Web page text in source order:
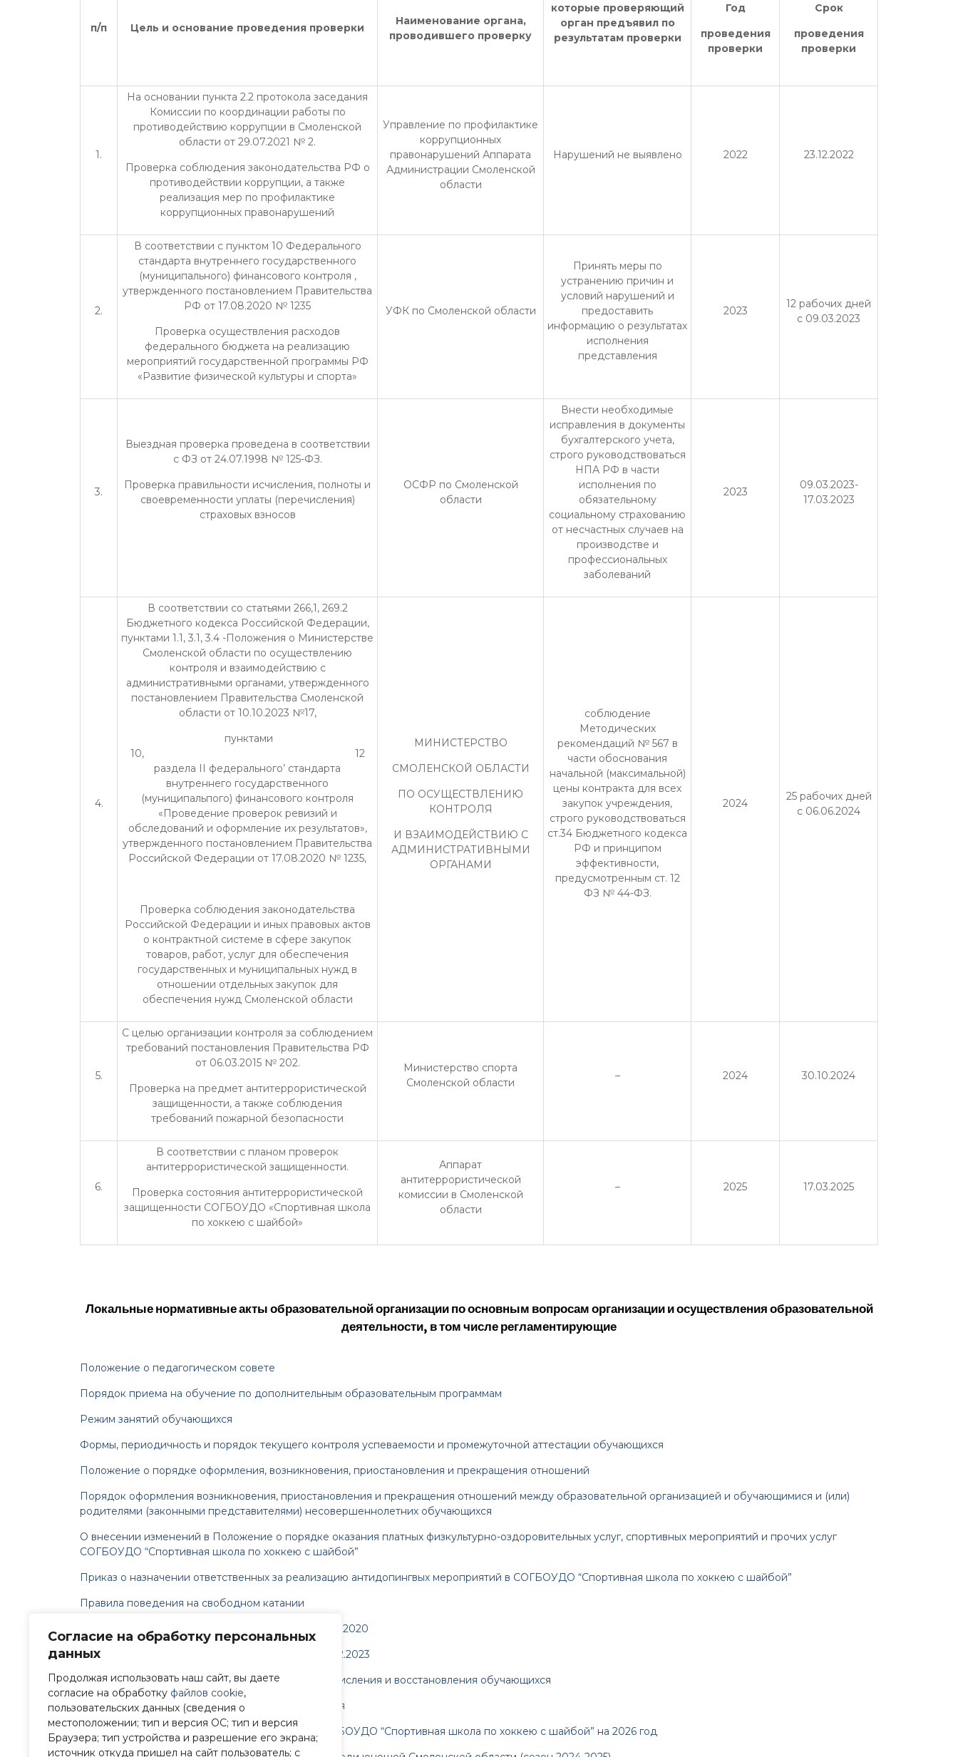
Согласие на обработку персональных
данных
Продолжая использовать наш сайт, вы даете
согласие на обработку файлов cookie,
пользовательских данных (сведения о
местоположении; тип и версия ОС; тип и версия
Браузера; тип устройства и разрешение его экрана;
источник откуда пришел на сайт пользователь; с
п/п Цель и основание проведения проверки
Наименование органа,
проводившего проверку
которые проверяющий
орган предъявил по
результатам проверки
Год
проведения
проверки
Срок
проведения
проверки
1.
На основании пункта 2.2 протокола заседания
Комиссии по координации работы по
противодействию коррупции в Смоленской
области от 29.07.2021 № 2.
Проверка соблюдения законодательства РФ о
противодействии коррупции, а также
реализация мер по профилактике
коррупционных правонарушений
Управление по профилактике
коррупционных
правонарушений Аппарата
Администрации Смоленской
области
Нарушений не выявлено 2022 23.12.2022
2.
В соответствии с пунктом 10 Федерального
стандарта внутреннего государственного
(муниципального) финансового контроля ,
утвержденного постановлением Правительства
РФ от 17.08.2020 № 1235
Проверка осуществления расходов
федерального бюджета на реализацию
мероприятий государственной программы РФ
«Развитие физической культуры и спорта»
УФК по Смоленской области
Принять меры по
устранению причин и
условий нарушений и
предоставить
информацию о результатах
исполнения
представления
2023
12 рабочих дней
с 09.03.2023
3.
Выездная проверка проведена в соответствии
с ФЗ от 24.07.1998 № 125-ФЗ.
Проверка правильности исчисления, полноты и
своевременности уплаты (перечисления)
страховых взносов
ОСФР по Смоленской
области
Внести необходимые
исправления в документы
бухгалтерского учета,
строго руководствоваться
НПА РФ в части
исполнения по
обязательному
социальному страхованию
от несчастных случаев на
производстве и
профессиональных
заболеваний
2023
09.03.2023-
17.03.2023
4.
В соответствии со статьями 266,1, 269.2
Бюджетного кодекса Российской Федерации,
пунктами 1.1, 3.1, 3.4 -Положения о Министерстве
Смоленской области по осуществлению
контроля и взаимодействию с
административными органами, утвержденного
постановлением Правительства Смоленской
области от 10.10.2023 №17,
пунктами
10, 12
раздела II федерального’ стандарта
внутреннего государственного
(муниципальпого) финансового контроля
«Проведение проверок ревизий и
обследований и оформление их результатов»,
утвержденного постановлением Правительства
Российской Федерации от 17.08.2020 № 1235,
Проверка соблюдения законодательства
Российской Федерации и иных правовых актов
о контрактной системе в сфере закупок
товаров, работ, услуг для обеспечения
государственных и муниципальных нужд в
отношении отдельных закупок для
обеспечения нужд Смоленской области
МИНИСТЕРСТВО
СМОЛЕНСКОЙ ОБЛАСТИ
ПО ОСУЩЕСТВЛЕНИЮ
КОНТРОЛЯ
И ВЗАИМОДЕЙСТВИЮ С
АДМИНИСТРАТИВНЫМИ
ОРГАНАМИ
соблюдение
Методических
рекомендаций № 567 в
части обоснования
начальной (максимальной)
цены контракта для всех
закупок учреждения,
строго руководствоваться
ст.34 Бюджетного кодекса
РФ и принципом
эффективности,
предусмотренным ст. 12
ФЗ № 44-ФЗ.
2024
25 рабочих дней
с 06.06.2024
5.
С целью организации контроля за соблюдением
требований постановления Правительства РФ
от 06.03.2015 № 202.
Проверка на предмет антитеррористической
защищенности, а также соблюдения
требований пожарной безопасности
Министерство спорта
Смоленской области
– 2024 30.10.2024
6.
В соответствии с планом проверок
антитеррористической защищенности.
Проверка состояния антитеррористической
защищенности СОГБОУДО «Спортивная школа
по хоккею с шайбой»
Аппарат
антитеррористической
комиссии в Смоленской
области
– 2025 17.03.2025
Локальные нормативные акты образовательной организации по основным вопросам организации и осуществления образовательной
деятельности, в том числе регламентирующие
Положение о педагогическом совете
Порядок приема на обучение по дополнительным образовательным программам
Режим занятий обучающихся
Формы, периодичность и порядок текущего контроля успеваемости и промежуточной аттестации обучающихся
Положение о порядке оформления, возникновения, приостановления и прекращения отношений
Порядок оформления возникновения, приостановления и прекращения отношений между образовательной организацией и обучающимися и (или)
родителями (законными представителями) несовершеннолетних обучающихся
О внесении изменений в Положение о порядке оказания платных физкультурно-оздоровительных услуг, спортивных мероприятий и прочих услуг
СОГБОУДО “Спортивная школа по хоккею с шайбой”
Приказ о назначении ответственных за реализацию антидопингвых мероприятий в СОГБОУДО “Спортивная школа по хоккею с шайбой”
Правила поведения на свободном катании
Положение о добровольных пожертвованиях 31.12.2020
Положение о добровольных пожертвованиях 30.12.2023
Положение о порядке и основания перевода, отчисления и восстановления обучающихся
Положение об организации выездов обучающихся
Календарный план спортивных мероприятий СОГБОУДО “Спортивная школа по хоккею с шайбой” на 2026 год